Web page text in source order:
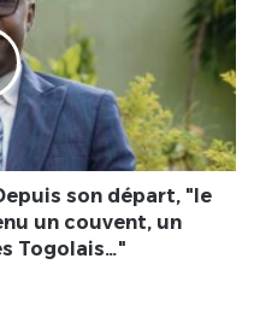
son départ, "le
un couvent, un
Togolais…"